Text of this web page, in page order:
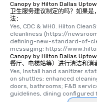
Canopy by Hilton Dallas
卫生服务建议制定的吗？如果
法：
Yes, CDC & WHO. Hilton
cleanliness (https://
defining-new-standard-of-
messaging: https://
Canopy by Hilton Dallas
餐厅、电梯站等）进行清洁和消
Yes, Install hand sanitizer
on shuttles; enhanced
doors, bathrooms; F&B
guidelines, dining